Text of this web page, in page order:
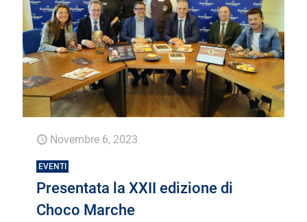
Novembre 6, 2023
EVENTI
Presentata la XXII edizione di
Choco Marche